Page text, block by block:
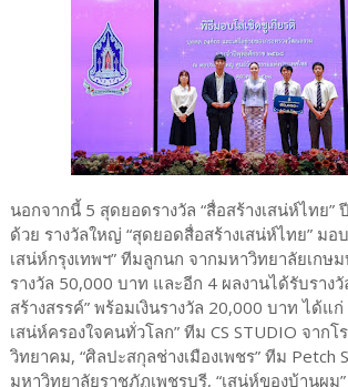
นอกจากนี้ 5 สุดยอดรางวัล “สื่อสร้างเสน่ห์ไทย”
ด้วย รางวัลใหญ่ “สุดยอดสื่อสร้างเสน่ห์ไทย” มอ
เสน่ห์กรุงเทพฯ” ทีมลูกนก จากมหาวิทยาลัยเก
รางวัล 50,000 บาท และอีก 4 ผลงานได้รับรางวั
สร้างสรรค์” พร้อมเงินรางวัล 20,000 บาท ได้แ
เสน่ห์ครองใจคนทั่วโลก” ทีม CS STUDIO จาก
วิทยาคม, “ศิลปะสกุลช่างเมืองเพชร” ทีม Petch
มหาวิทยาลัยราชภัฏเพชรบุรี, “เสน่ห์ของบ้านผม